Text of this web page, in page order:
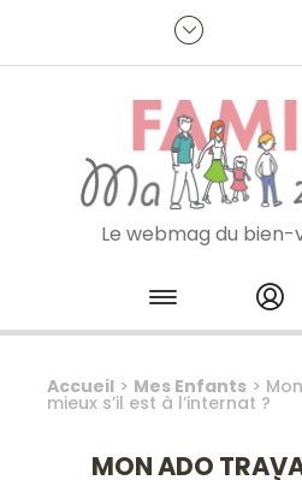
Je m'inscris à la
Le webmag du
Skip to
Accueil > Mes Enfants >
mieux s’il est à l’internat ?
MON ADO
Panneau de gestion des cookies